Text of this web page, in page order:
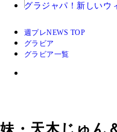
グラジャパ！ 新しいウ
週プレNEWS TOP
グラビア
グラビア一覧
妹・天木じゅん